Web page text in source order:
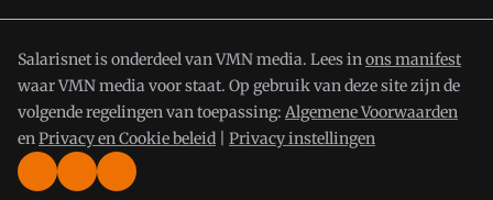
Salarisnet is onderdeel van VMN media. Lees inons manifest
waar VMN media voor staat. Op gebruik van deze site zijn de
volgende regelingen van toepassing: Algemene Voorwaarden
enPrivacy en Cookie beleid Privacy instellingen